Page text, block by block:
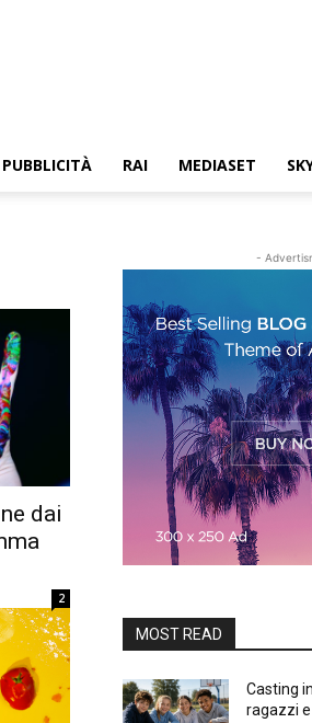
PUBBLICITÀ RAI MEDIASET
dai
2
-
MOST READ
Casting
ragazzi